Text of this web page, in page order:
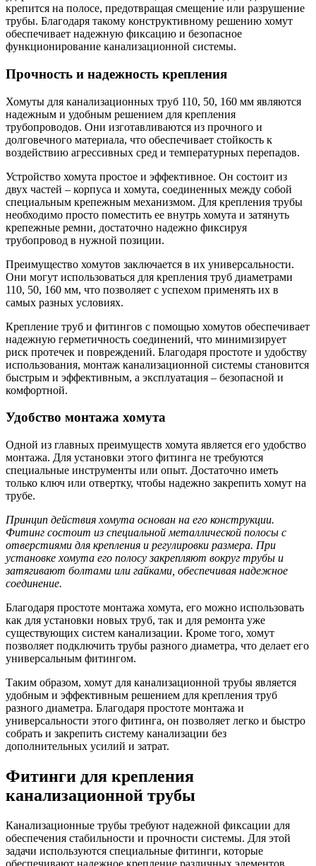
крепится на полосе, предотвращая смещение или разрушение
трубы. Благодаря такому конструктивному решению хомут
обеспечивает надежную фиксацию и безопасное
функционирование канализационной системы.
Прочность и надежность крепления
Хомуты для канализационных труб 110, 50, 160 мм являются
надежным и удобным решением для крепления
трубопроводов. Они изготавливаются из прочного и
долговечного материала, что обеспечивает стойкость к
воздействию агрессивных сред и температурных перепадов.
Устройство хомута простое и эффективное. Он состоит из
двух частей – корпуса и хомута, соединенных между собой
специальным крепежным механизмом. Для крепления трубы
необходимо просто поместить ее внутрь хомута и затянуть
крепежные ремни, достаточно надежно фиксируя
трубопровод в нужной позиции.
Преимущество хомутов заключается в их универсальности.
Они могут использоваться для крепления труб диаметрами
110, 50, 160 мм, что позволяет с успехом применять их в
самых разных условиях.
Крепление труб и фитингов с помощью хомутов обеспечивает
надежную герметичность соединений, что минимизирует
риск протечек и повреждений. Благодаря простоте и удобству
использования, монтаж канализационной системы становится
быстрым и эффективным, а эксплуатация – безопасной и
комфортной.
Удобство монтажа хомута
Одной из главных преимуществ хомута является его удобство
монтажа. Для установки этого фитинга не требуются
специальные инструменты или опыт. Достаточно иметь
только ключ или отвертку, чтобы надежно закрепить хомут на
трубе.
Принцип действия хомута основан на его конструкции.
Фитинг состоит из специальной металлической полосы с
отверстиями для крепления и регулировки размера. При
установке хомута его полосу закрепляют вокруг трубы и
затягивают болтами или гайками, обеспечивая надежное
соединение.
Благодаря простоте монтажа хомута, его можно использовать
как для установки новых труб, так и для ремонта уже
существующих систем канализации. Кроме того, хомут
позволяет подключить трубы разного диаметра, что делает его
универсальным фитингом.
Таким образом, хомут для канализационной трубы является
удобным и эффективным решением для крепления труб
разного диаметра. Благодаря простоте монтажа и
универсальности этого фитинга, он позволяет легко и быстро
собрать и закрепить систему канализации без
дополнительных усилий и затрат.
Фитинги для крепления
канализационной трубы
Канализационные трубы требуют надежной фиксации для
обеспечения стабильности и прочности системы. Для этой
задачи используются специальные фитинги, которые
обеспечивают надежное крепление различных элементов